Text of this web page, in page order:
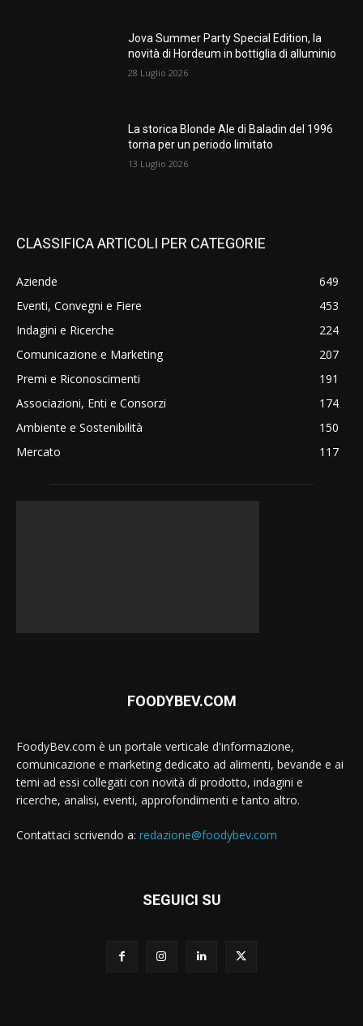
Jova Summer Party Special Edition, la
novità di Hordeum in bottiglia di alluminio
28 Luglio 2026
La storica Blonde Ale di Baladin del 1996
torna per un periodo limitato
13 Luglio 2026
CLASSIFICA ARTICOLI PER CATEGORIE
Aziende
649
Eventi, Convegni e Fiere
453
Indagini e Ricerche
224
Comunicazione e Marketing
207
Premi e Riconoscimenti
191
Associazioni, Enti e Consorzi
174
Ambiente e Sostenibilità
150
Mercato
117
FOODYBEV.COM
FoodyBev.com è un portale verticale d'informazione,
comunicazione e marketing dedicato ad alimenti, bevande e ai
temi ad essi collegati con novità di prodotto, indagini e
ricerche, analisi, eventi, approfondimenti e tanto altro.
Contattaci scrivendo a: redazione@foodybev.com
SEGUICI SU